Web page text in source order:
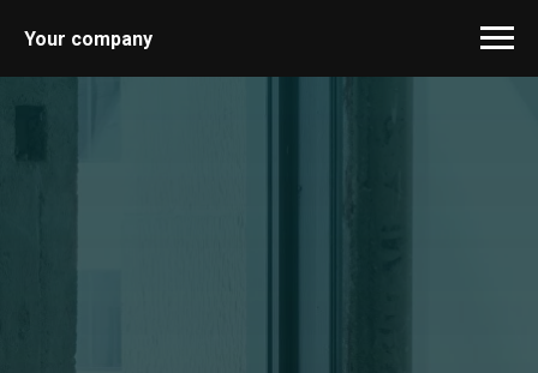
Your company